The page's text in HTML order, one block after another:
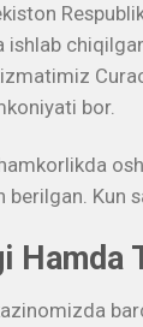
ishlab
bor.
berilgan. Kun
Hamda